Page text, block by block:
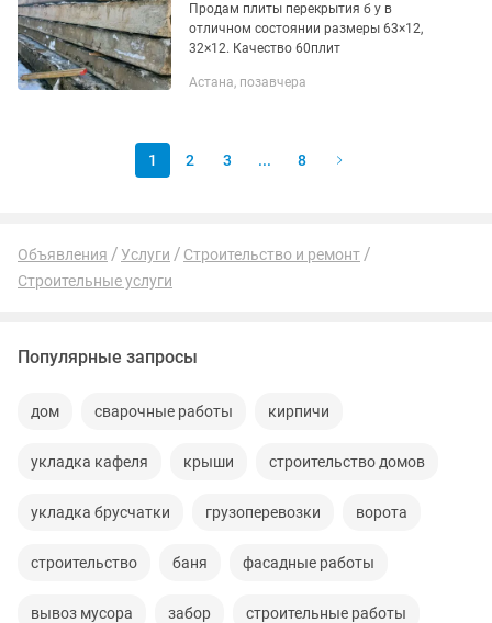
Продам плиты перекрытия б у в
отличном состоянии размеры 63×12,
32×12. Качество 60плит
Астана, позавчера
1 2 3 ... 8
Объявления Услуги
Строительство и ремонт
Строительные услуги
Популярные запросы
дом сварочные работы кирпичи
укладка кафеля крыши строительство домов
укладка брусчатки грузоперевозки ворота
строительство баня фасадные работы
вывоз мусора забор строительные работы